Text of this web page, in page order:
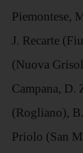
Piemontese,
J. Recarte
(Nuova
Campana, D.
(Rogliano),
Priolo (San